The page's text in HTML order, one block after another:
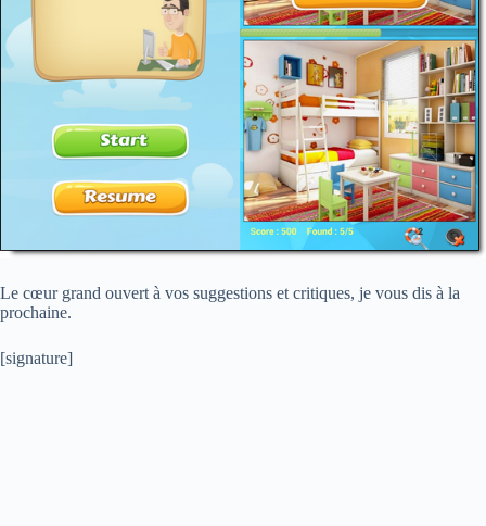
Le cœur grand ouvert à vos suggestions et critiques, je vous dis à la
prochaine.
[signature]